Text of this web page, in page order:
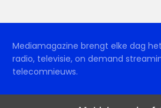
Mediamagazine brengt elke dag
radio, televisie, on demand
telecomnieuws.